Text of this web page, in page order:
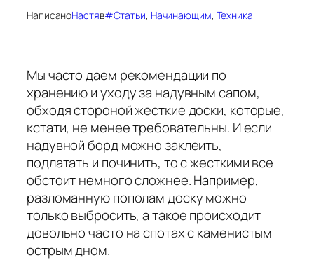
НаписаноНастяв#Статьи, Начинающим, Техника
Мы часто даем рекомендации по
хранению и уходу за надувным сапом,
обходя стороной жесткие доски, которые,
кстати, не менее требовательны. И если
надувной борд можно заклеить,
подлатать и починить, то с жесткими все
обстоит немного сложнее. Например,
разломанную пополам доску можно
только выбросить, а такое происходит
довольно часто на спотах с каменистым
острым дном.